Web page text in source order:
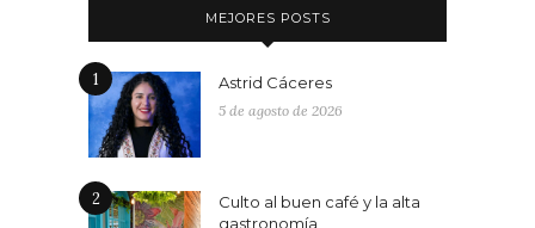
MEJORES POSTS
1 Astrid Cáceres
5 de agosto de 2026
2
Culto al buen café y la alta
gastronomía